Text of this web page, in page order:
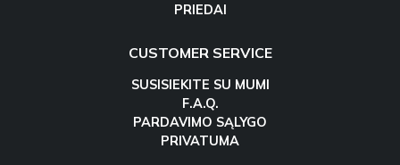
PRIEDAI
CUSTOMER SERVICE
SUSISIEKITE SU MUMI
F.A.Q.
PARDAVIMO SĄLYGO
PRIVATUMA